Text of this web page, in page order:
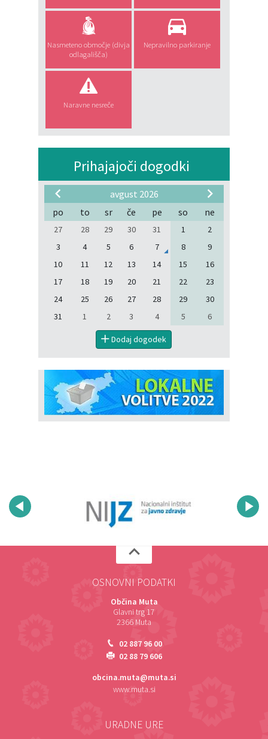
Nasmeteno območje (divja
odlagališča)
Nepravilno parkiranje
Naravne nesreče
Prihajajoči dogodki
avgust 2026
po
to sr če pe so ne
27 28 29 30 31 1
2
3
4 5 6 7 8
9
10
11 12 13 14 15
16
17
18 19 20 21 22
23
24
25 26 27 28 29
30
31
1 2 3 4 5 6
Dodaj dogodek
OSNOVNI PODATKI
Občina Muta
Glavni trg 17
2366 Muta
02 887 96 00
02 88 79 606
obcina.muta@muta.si
www.muta.si
URADNE URE